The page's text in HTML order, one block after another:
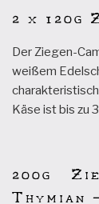
2 x 120g
Der Ziegen-
weißem
Käse ist bis zu
200g
Thymian